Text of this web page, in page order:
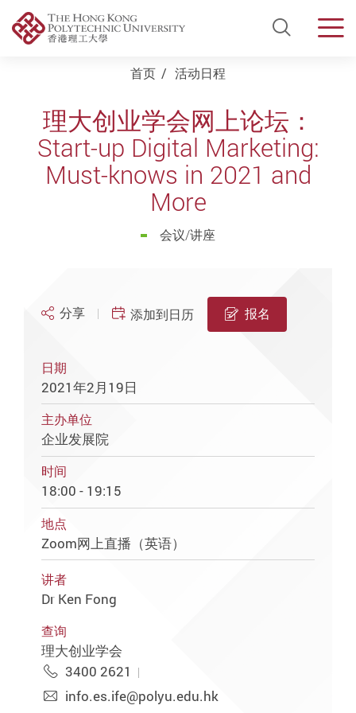
Open
首页 活动日程
理大创业学会网上论坛：
Start-up Digital Marketing:
Must-knows in 2021 and
More
会议/讲座
分享 添加到日历 报名
日期
2021年2月19日
主办单位
企业发展院
时间
18:00 - 19:15
地点
Zoom网上直播（英语）
讲者
Dr Ken Fong
查询
理大创业学会
3400 2621
info.es.ife@polyu.edu.hk